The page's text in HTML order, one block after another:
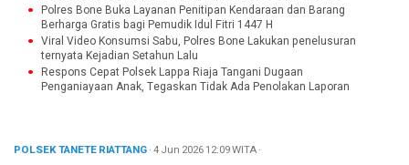
Polres Bone Buka Layanan Penitipan Kendaraan dan Barang
Berharga Gratis bagi Pemudik Idul Fitri 1447 H
Viral Video Konsumsi Sabu, Polres Bone Lakukan penelusuran
ternyata Kejadian Setahun Lalu
Respons Cepat Polsek Lappa Riaja Tangani Dugaan
Penganiayaan Anak, Tegaskan Tidak Ada Penolakan Laporan
POLSEK TANETE RIATTANG· 4 Jun 202612:09WITA·